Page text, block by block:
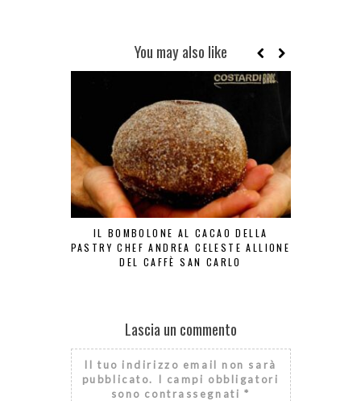
You may also like
IL BOMBOLONE AL CACAO DELLA
PASTRY CHEF ANDREA CELESTE ALLIONE
DEL CAFFÈ SAN CARLO
Lascia un commento
Il tuo indirizzo email non sarà
pubblicato.
I campi obbligatori
sono contrassegnati *